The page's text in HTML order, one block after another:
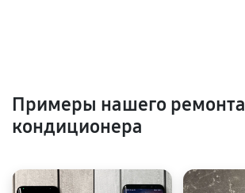
Примеры нашего ремонта
кондиционера